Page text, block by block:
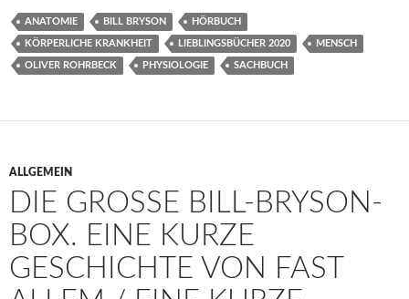
ANATOMIE BILL BRYSON HÖRBUCH
KÖRPERLICHE KRANKHEIT LIEBLINGSBÜCHER 2020 MENSCH
OLIVER ROHRBECK PHYSIOLOGIE SACHBUCH
ALLGEMEIN
DIE GROSSE BILL-BRYSON-B
OX. EINE KURZE G
ESCHICHTE VON FAST A